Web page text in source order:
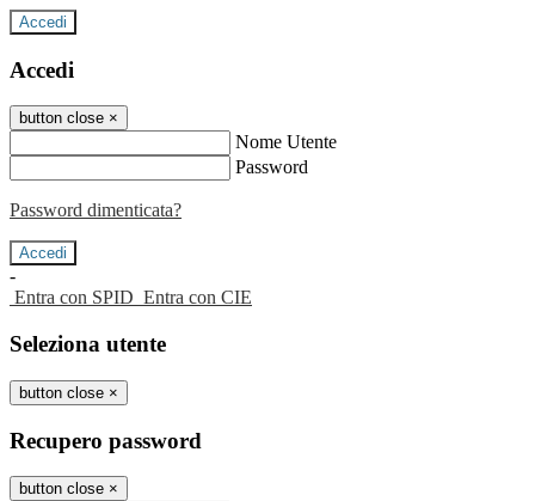
Accedi
Accedi
button close ×
Nome Utente
Password
Password dimenticata?
-
Entra con SPID Entra con CIE
Seleziona utente
button close ×
Recupero password
button close ×